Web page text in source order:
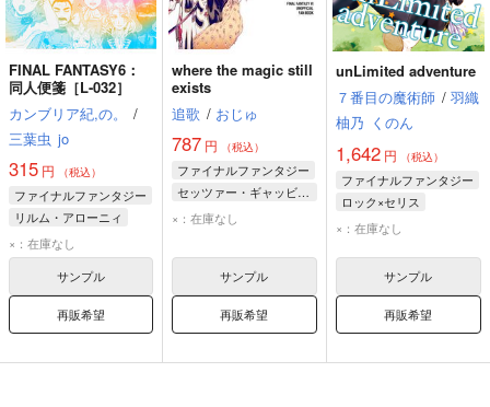
FINAL FANTASY6：
同人便箋［L-032］
カンブリア紀,の。
/
三葉虫 jo
315 円 （税込）
ファイナルファンタジー
リルム・アローニィ
ガウ
セッツァー・ギャッビアーニ
×：在庫なし
サンプル
再販希望
where the magic still
exists
追歌 / おじゅ
787 円 （税込）
ファイナルファンタジー
セッツァー・ギャッビアーニ
ガウ
ゴゴ
×：在庫なし
サンプル
再販希望
unLimited adventure
７番目の魔術師 / 羽織
柚乃 くのん
1,642円 （税込）
ファイナルファンタジー
ロック×セリス
ロック・コール
×：在庫なし
サンプル
再販希望